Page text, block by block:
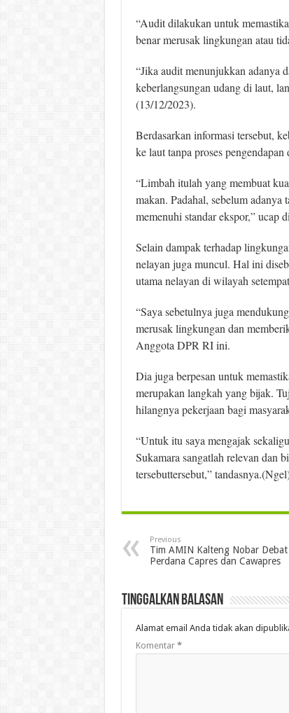
“Audit dilakukan untuk
benar merusak lingkungan atau
“Jika audit menunjukkan adanya
keberlangsungan udang di laut,
(13/12/2023).
Berdasarkan informasi tersebut,
ke laut tanpa proses
“Limbah itulah yang membuat
makan. Padahal, sebelum adanya
memenuhi standar ekspor,” ucap
Selain dampak terhadap
nelayan juga muncul. Hal ini
utama nelayan di wilayah
“Saya sebetulnya juga
merusak lingkungan dan
Anggota DPR RI ini.
Dia juga berpesan untuk
merupakan langkah yang bijak.
hilangnya pekerjaan bagi
“Untuk itu saya mengajak
Sukamara sangatlah relevan dan
tersebuttersebut,”
Previous
Tim AMIN Kalteng Nobar Debat
Perdana Capres dan Cawapres
Tinggalkan Balasan
Alamat email Anda tidak akan
Komentar *